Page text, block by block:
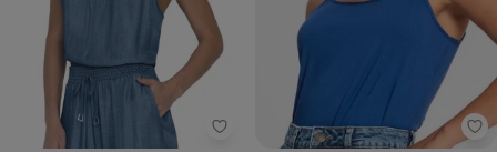
Rovitex - Blusa de Alca Dupla